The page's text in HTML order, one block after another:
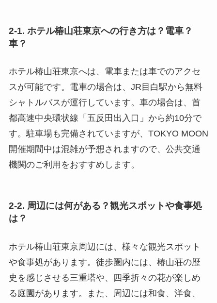
2-1. ホテル椿山荘東京への行き方は？電車？
車？
ホテル椿山荘東京へは、電車または車でのアクセ
スが可能です。電車の場合は、JR目白駅から無料
シャトルバスが運行しています。車の場合は、首
都高速中央環状線「五反田出入口」から約10分で
す。駐車場も完備されていますが、TOKYO MOON
開催期間中は混雑が予想されますので、公共交通
機関のご利用をおすすめします。
2-2. 周辺には何がある？観光スポットや食事処
は？
ホテル椿山荘東京周辺には、様々な観光スポット
や食事処があります。徒歩圏内には、椿山荘の歴
史を感じさせる三重塔や、四季折々の花が楽しめ
る庭園があります。また、周辺には和食、洋食、